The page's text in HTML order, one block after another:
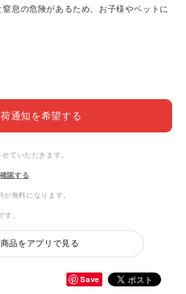
息の危険があるため、お子様やペットに
通知を希望する
ていただきます。
認する
無料になります。
。
品をアプリで見る
Save